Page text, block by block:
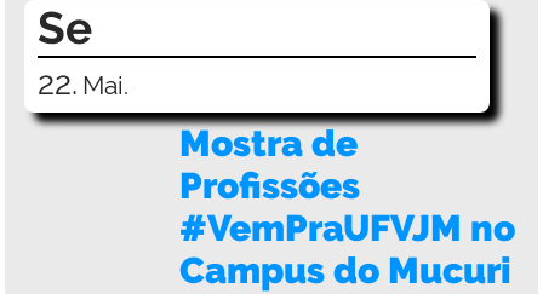
Se
22. Mai.
Mostra de
Profissões
#VemPraUFVJM no
Campus do Mucuri